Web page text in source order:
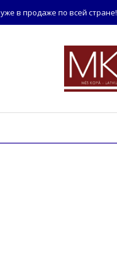
в продаже по всей стране!